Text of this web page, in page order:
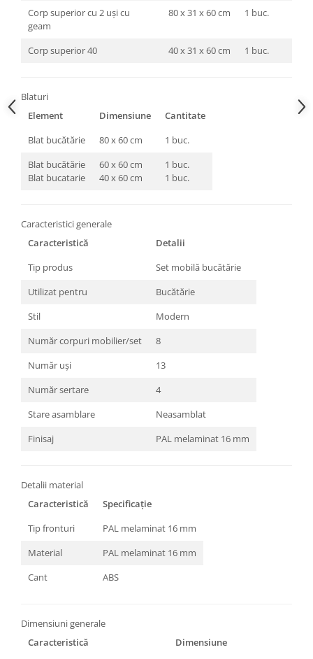
Corp superior cu 2 uși cu
geam
80 x 31 x 60 cm 1 buc.
Corp superior 40 40 x 31 x 60 cm 1 buc.
Blaturi
Element
Dimensiune
Cantitate
Blat bucătărie
80 x 60 cm
1 buc.
Blat bucătărie
Blat bucatarie
60 x 60 cm
40 x 60 cm
1 buc.
1 buc.
Caracteristici generale
Caracteristică
Detalii
Tip produs
Set mobilă bucătărie
Utilizat pentru
Bucătărie
Stil
Modern
Număr corpuri mobilier/set
8
Număr uși
13
Număr sertare
4
Stare asamblare
Neasamblat
Finisaj
PAL melaminat 16 mm
Detalii material
Caracteristică
Specificație
Tip fronturi
PAL melaminat 16 mm
Material
PAL melaminat 16 mm
Cant
ABS
Dimensiuni generale
Caracteristică
Dimensiune